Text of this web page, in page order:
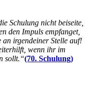
Schulung nicht beiseite,
den Impuls empfanget,
an irgendeiner Stelle auf!
wenn ihr im
sollt.“(70. Schulung)